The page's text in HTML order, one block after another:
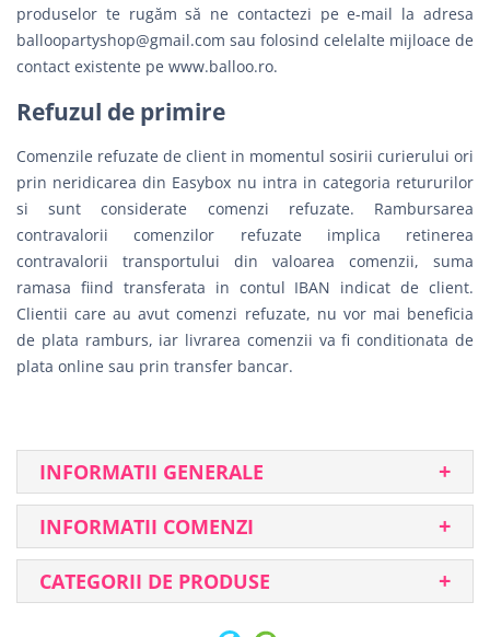
produselor te rugăm să ne contactezi pe e-mail la adresa
balloopartyshop@gmail.com sau folosind celelalte mijloace de
contact existente pe www.balloo.ro.
Refuzul de primire
Comenzile refuzate de client in momentul sosirii curierului ori
prin neridicarea din Easybox nu intra in categoria retururilor
si sunt considerate comenzi refuzate. Rambursarea
contravalorii comenzilor refuzate implica retinerea
contravalorii transportului din valoarea comenzii, suma
ramasa fiind transferata in contul IBAN indicat de client.
Clientii care au avut comenzi refuzate, nu vor mai beneficia
de plata ramburs, iar livrarea comenzii va fi conditionata de
plata online sau prin transfer bancar.
INFORMATII GENERALE
INFORMATII COMENZI
CATEGORII DE PRODUSE